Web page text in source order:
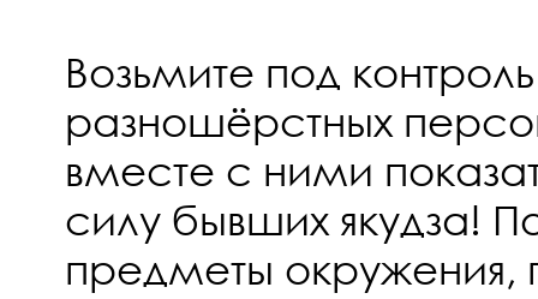
Возьмите под
разношёрстных
вместе с ними
силу бывших якудза!
предметы окружения,